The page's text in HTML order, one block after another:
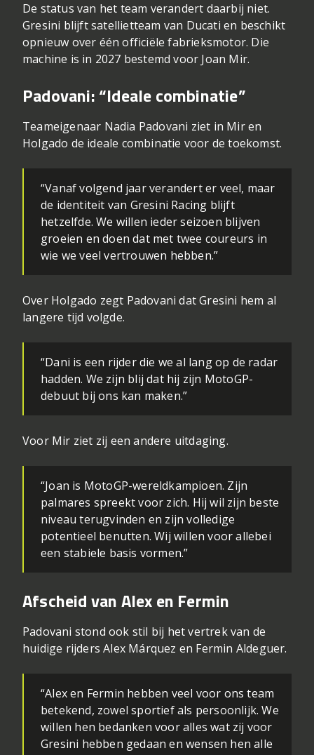
De status van het team verandert daarbij niet.
Gresini blijft satellietteam van Ducati en beschikt
opnieuw over één officiële fabrieksmotor. Die
machine is in 2027 bestemd voor Joan Mir.
Padovani: “Ideale combinatie”
Teameigenaar Nadia Padovani ziet in Mir en
Holgado de ideale combinatie voor de toekomst.
“Vanaf volgend jaar verandert er veel, maar
de identiteit van Gresini Racing blijft
hetzelfde. We willen ieder seizoen blijven
groeien en doen dat met twee coureurs in
wie we veel vertrouwen hebben.”
Over Holgado zegt Padovani dat Gresini hem al
langere tijd volgde.
“Dani is een rijder die we al lang op de radar
hadden. We zijn blij dat hij zijn MotoGP-
debuut bij ons kan maken.”
Voor Mir ziet zij een andere uitdaging.
“Joan is MotoGP-wereldkampioen. Zijn
palmares spreekt voor zich. Hij wil zijn beste
niveau terugvinden en zijn volledige
potentieel benutten. Wij willen voor allebei
een stabiele basis vormen.”
Afscheid van Alex en Fermin
Padovani stond ook stil bij het vertrek van de
huidige rijders Alex Márquez en Fermin Aldeguer.
“Alex en Fermin hebben veel voor ons team
betekend, zowel sportief als persoonlijk. We
willen hen bedanken voor alles wat zij voor
Gresini hebben gedaan en wensen hen alle